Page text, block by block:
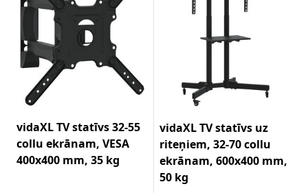
vidaXL TV statīvs 32-55
collu ekrānam, VESA
400x400 mm, 35 kg
vidaXL TV statīvs uz
riteņiem, 32-70 collu
ekrānam, 600x400 mm,
50 kg